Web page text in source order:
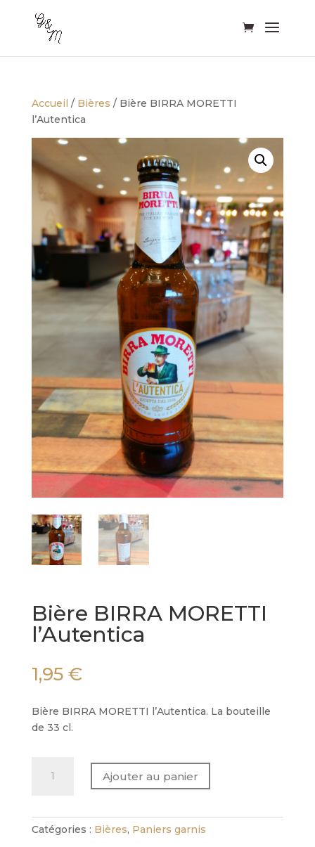
Accueil / Bières / Bière BIRRA MORETTI
l’Autentica
Bière BIRRA MORETTI
l’Autentica
1,95 €
Bière BIRRA MORETTI l’Autentica. La bouteille
de 33 cl.
MORETTI
Ajouter au panier
Catégories : Bières, Paniers garnis